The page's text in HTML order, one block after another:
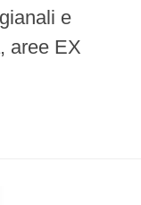
e
aree EX